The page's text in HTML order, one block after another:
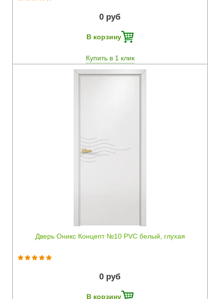
0 руб
В корзину
Купить в 1 клик
Дверь Оникс Концепт №10 PVC белый, глухая
0 руб
В корзину